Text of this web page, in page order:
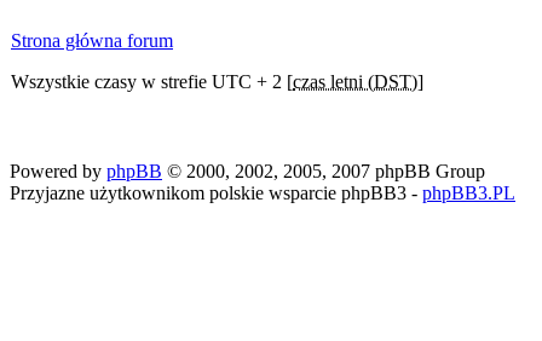
Strona główna forum
Wszystkie czasy w strefie UTC + 2 [czas letni (DST)]
Powered by phpBB © 2000, 2002, 2005, 2007 phpBB Group
Przyjazne użytkownikom polskie wsparcie phpBB3 - phpBB3.PL